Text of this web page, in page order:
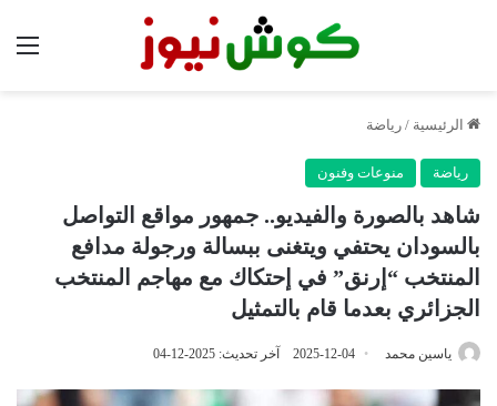
الرئيسية / رياضة
رياضة منوعات وفنون
شاهد بالصورة والفيديو.. جمهور مواقع التواصل
بالسودان يحتفي ويتغنى ببسالة ورجولة مدافع
المنتخب “إرنق” في إحتكاك مع مهاجم المنتخب
الجزائري بعدما قام بالتمثيل
ياسين محمد 2025-12-04 آخر تحديث: 2025-12-04